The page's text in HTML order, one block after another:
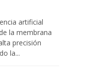
artificial
la membrana
precisión
la...